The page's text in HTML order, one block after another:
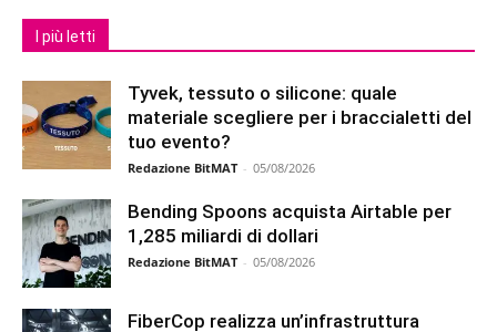
I più letti
Tyvek, tessuto o silicone: quale
materiale scegliere per i braccialetti del
tuo evento?
Redazione BitMAT - 05/08/2026
Bending Spoons acquista Airtable per
1,285 miliardi di dollari
Redazione BitMAT - 05/08/2026
FiberCop realizza un’infrastruttura